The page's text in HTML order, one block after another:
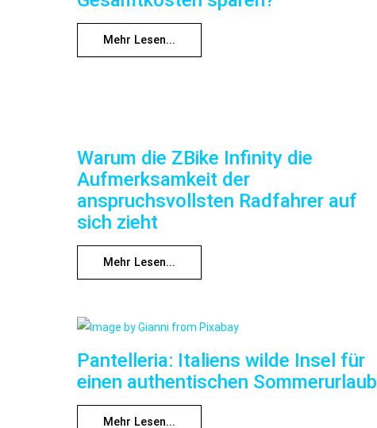
Mehr Lesen...
Warum die ZBike Infinity die
Aufmerksamkeit der
anspruchsvollsten Radfahrer auf
sich zieht
Mehr Lesen...
Pantelleria: Italiens wilde Insel für
einen authentischen Sommerurlaub
Mehr Lesen...